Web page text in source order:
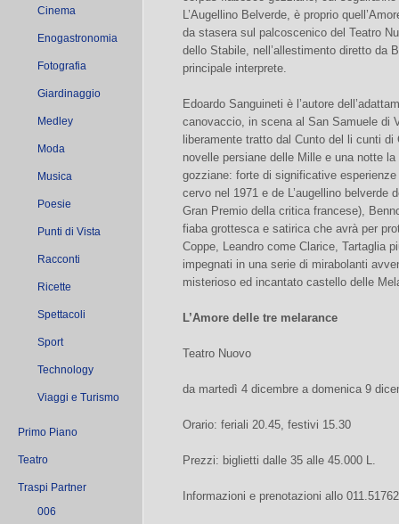
Cinema
Enogastronomia
Fotografia
Giardinaggio
Medley
Moda
Musica
Poesie
Punti di Vista
Racconti
Ricette
Spettacoli
Sport
Technology
Viaggi e Turismo
Primo Piano
Teatro
Traspi Partner
006
L’Augellino Belverde, è proprio
da stasera sul palcoscenico del Teatro
dello Stabile, nell’allestimento diretto da
principale interprete.
Edoardo Sanguineti è l’autore
canovaccio, in scena al San Samuele di
liberamente tratto dal Cunto del li cunti
novelle persiane delle Mille e una notte
gozziane: forte di significative
cervo nel 1971 e de L’augellino belverde
Gran Premio della critica francese),
fiaba grottesca e satirica che avrà per
Coppe, Leandro come Clarice, Tartaglia
impegnati in una serie di mirabolanti
misterioso ed incantato castello delle
L’Amore delle tre melarance
Teatro Nuovo
da martedì 4 dicembre a domenica 9
Orario: feriali 20.45, festivi 15.30
Prezzi: biglietti dalle 35 alle 45.000 L.
Informazioni e prenotazioni allo